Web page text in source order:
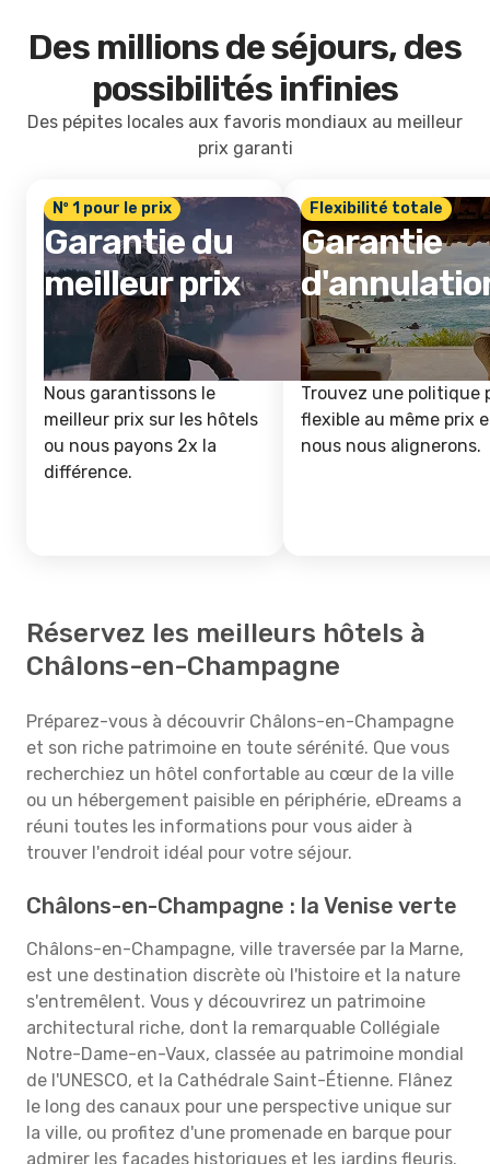
Des millions de séjours, des
possibilités infinies
Des pépites locales aux favoris mondiaux au meilleur
prix garanti
Nº 1 pour le prix
Garantie du
meilleur prix
Nous garantissons le
meilleur prix sur les hôtels
ou nous payons 2x la
différence.
Flexibilité totale
Garantie
Trouvez une politique
flexible au même prix
nous nous alignerons.
Réservez les meilleurs hôtels à
Châlons-en-Champagne
Préparez-vous à découvrir Châlons-en-Champagne
et son riche patrimoine en toute sérénité. Que vous
recherchiez un hôtel confortable au cœur de la ville
ou un hébergement paisible en périphérie, eDreams a
réuni toutes les informations pour vous aider à
trouver l'endroit idéal pour votre séjour.
Châlons-en-Champagne : la Venise verte
Châlons-en-Champagne, ville traversée par la Marne,
est une destination discrète où l'histoire et la nature
s'entremêlent. Vous y découvrirez un patrimoine
architectural riche, dont la remarquable Collégiale
Notre-Dame-en-Vaux, classée au patrimoine mondial
de l'UNESCO, et la Cathédrale Saint-Étienne. Flânez
le long des canaux pour une perspective unique sur
la ville, ou profitez d'une promenade en barque pour
admirer les façades historiques et les jardins fleuris.